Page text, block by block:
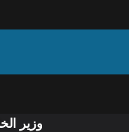
وزير الخارجية يوجه